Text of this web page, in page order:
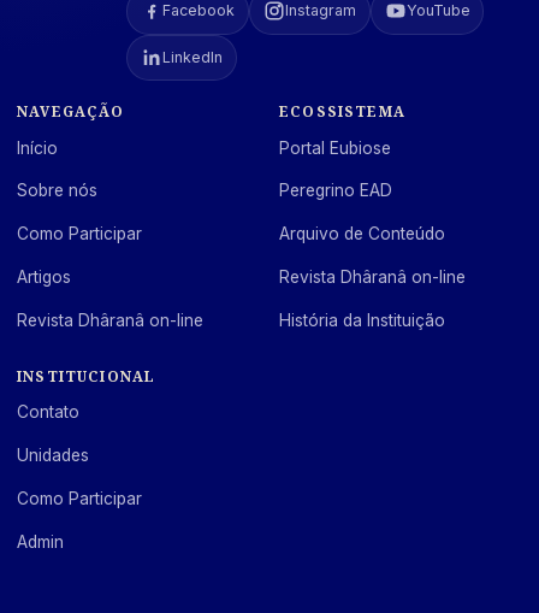
Facebook Instagram YouTube
LinkedIn
NAVEGAÇÃO
Início
Sobre nós
Como Participar
Artigos
Revista Dhâranâ on-line
ECOSSISTEMA
Portal Eubiose
Peregrino EAD
Arquivo de Conteúdo
Revista Dhâranâ on-line
História da Instituição
INSTITUCIONAL
Contato
Unidades
Como Participar
Admin